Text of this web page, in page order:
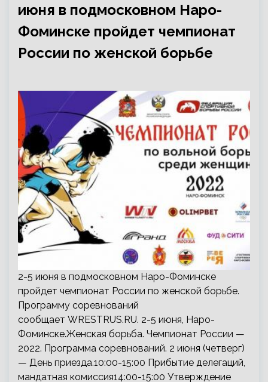
июня в подмосковном Наро-
Фоминске пройдет чемпионат
России по женской борьбе
2-5 июня в подмосковном Наро-Фоминске
пройдет чемпионат России по женской борьбе.
Программу соревнований
сообщает WRESTRUS.RU. 2-5 июня, Наро-
Фоминске.Женская борьба. Чемпионат России —
2022. Программа соревнований. 2 июня (четверг)
— День приезда.10:00-15:00 Прибытие делегаций,
мандатная комиссия14:00-15:00 Утверждение